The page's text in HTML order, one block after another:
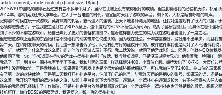
.article-content,.article-content p { font-size: 18px; }
2015WPT中国站的赛事已经过去有差不多半个月了，虽然在比赛上没有取得很好的成绩，但是比赛给我的经验和历练，都
2014年，那时候我还未大学毕业。在人手一台电脑的时代，寝室里每天除了游戏的声音，剩下的，大都是睡觉呼噜的响声。
记得那个时候在玩一款游戏，英姿飒爽的刺客，霸气逼人的坐骑，上天下地各种漂亮的地图，让我对这游戏有了很大的兴趣
必须得想办法了，于是我把主意打在了BOSS身上，这个游戏的BOSS不管是大号小号，站对了坐标就能打。而具体在哪个
到了不少的不绑定游戏币。给自己弄到了更好的装备和技能书，靠着这样自力更生的毅力我在游戏里也混到了一席之地。
但想想这游戏上虚拟的东西始终是不能给我的现实带来任何甜头的，因为现在社会，干嘛都需要钱，没钱走不出半步，而且
第二天，在和朋友聊天的时候，我把这一想法告诉了他，问他有没有好的建议什么的。或许这件事我也是问对了人.他告诉我
我一听，就楞了，什么游戏这么猛？能让他放弃网游去玩？不行！我二话没说，就问了他游戏叫什么。随后，他就在QQ给
他反问了我一句：“你知道现在很火的游戏---德州扑克吗？”废话，我当然知道啊，但是没玩过啊大兄弟！他看着我一脸囧样
我选了一下，到其中一间扑克室里坐了下来。我和前面的玩家一样选择跟注400，小盲位弃牌。翻牌发出了10-7-5，大盲位
转牌上没得到优势，于是乘胜追击，如果等到河牌发出也是个很大的威胁那就糟糕了。所以我加注至了2400,。枪口位的玩家
有了第一次的欢快体验，于是第二天我打开神扑克平台，注册了自己的账号，毕竟昨天用的是朋友的账号，如果玩的话，还
这么着，我开始了我们的德州扑克之旅，从线上平台到线下大型赛事，逐渐从一个德扑小白逐渐成长为一名不在随意被人任人
现在的我虽然已经踏上了工作岗位，但是神扑克平台依然是我最喜欢玩的一个游戏平台，德州扑克也仍然是我的最爱。想想
挂机打怪，蹲守BOSS的网页游戏，我更爱这斗智斗勇的德州扑克！